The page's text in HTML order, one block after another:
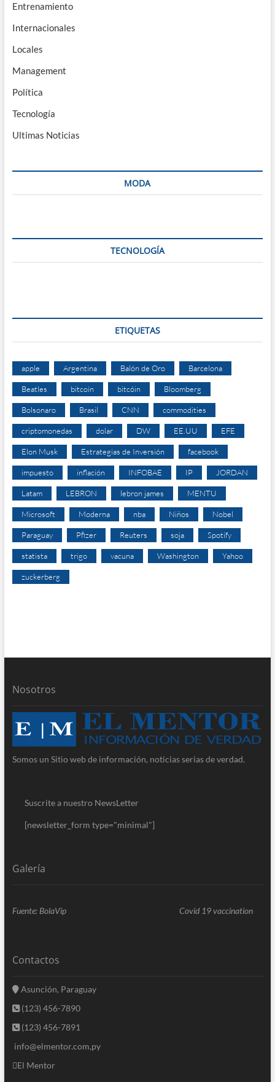
Entrenamiento
Internacionales
Locales
Management
Política
Tecnología
Ultimas Noticias
MODA
TECNOLOGÍA
ETIQUETAS
apple Argentina Balón de Oro Barcelona
Beatles bitcoin bitcóin Bloomberg
Bolsonaro Brasil CNN commodities
criptomonedas dolar DW EE.UU EFE
Elon Musk Estrategias de Inversión facebook
impuesto inflación INFOBAE IP JORDAN
Latam LEBRON lebron james MENTU
Microsoft Moderna nba Niños Nobel
Paraguay Pfizer Reuters soja Spotify
statista trigo vacuna Washington Yahoo
zuckerberg
Nosotros
Somos un Sitio web de información, noticias serias de verdad.
Suscrite a nuestro NewsLetter
[newsletter_form type="minimal"]
Galería
Fuente: BolaVip Covid 19 vaccination
Contactos
Asunción, Paraguay
(123) 456-7890
(123) 456-7891
info@elmentor.com,py
El Mentor